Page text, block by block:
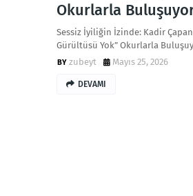
Okurlarla
Sessiz İyiliğin İzinde: Kadir
Gürültüsü Yok” Okurlarla
zubeyt
Mayıs 25, 2026
DEVAMI